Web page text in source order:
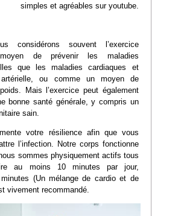
simples et agréables sur youtube.
considérons souvent l’exercice
de prévenir les maladies
que les maladies cardiaques et
artérielle, ou comme un moyen de
Mais l’exercice peut également
bonne santé générale, y compris un
sain.
votre résilience afin que vous
l’infection. Notre corps fonctionne
sommes physiquement actifs tous
au moins 10 minutes par jour,
(Un mélange de cardio et de
vivement recommandé.